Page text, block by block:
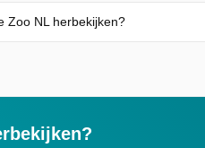
Zoo NL herbekijken?